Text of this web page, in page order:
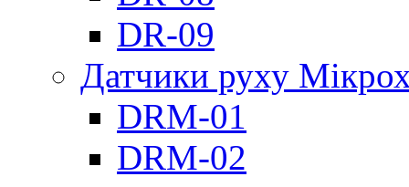
DR-09
Датчики руху
DRM-01
DRM-02